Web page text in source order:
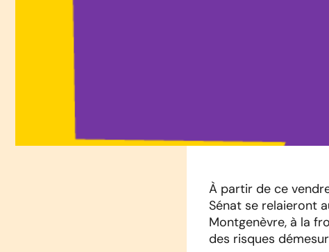
À partir de ce
Sénat se relaieront
Montgenèvre, à la
des risques